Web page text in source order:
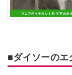
■ダイソーのエ